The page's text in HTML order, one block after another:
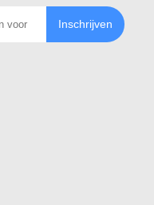
Inschrijven